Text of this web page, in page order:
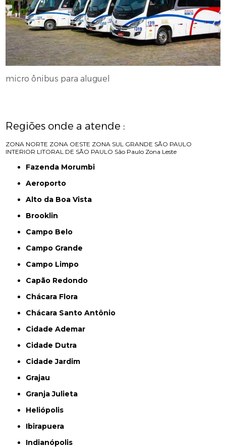
micro ônibus para aluguel
Regiões onde a atende :
ZONA NORTE ZONA OESTE ZONA SUL GRANDE SÃO PAULO
INTERIOR LITORAL DE SÃO PAULO São Paulo Zona Leste
Fazenda Morumbi
Aeroporto
Alto da Boa Vista
Brooklin
Campo Belo
Campo Grande
Campo Limpo
Capão Redondo
Chácara Flora
Chácara Santo Antônio
Cidade Ademar
Cidade Dutra
Cidade Jardim
Grajau
Granja Julieta
Heliópolis
Ibirapuera
Indianópolis